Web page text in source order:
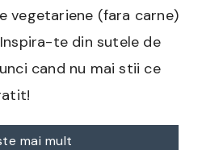
vegetariene (fara carne)
te din sutele de
cand nu mai stii ce
mai mult